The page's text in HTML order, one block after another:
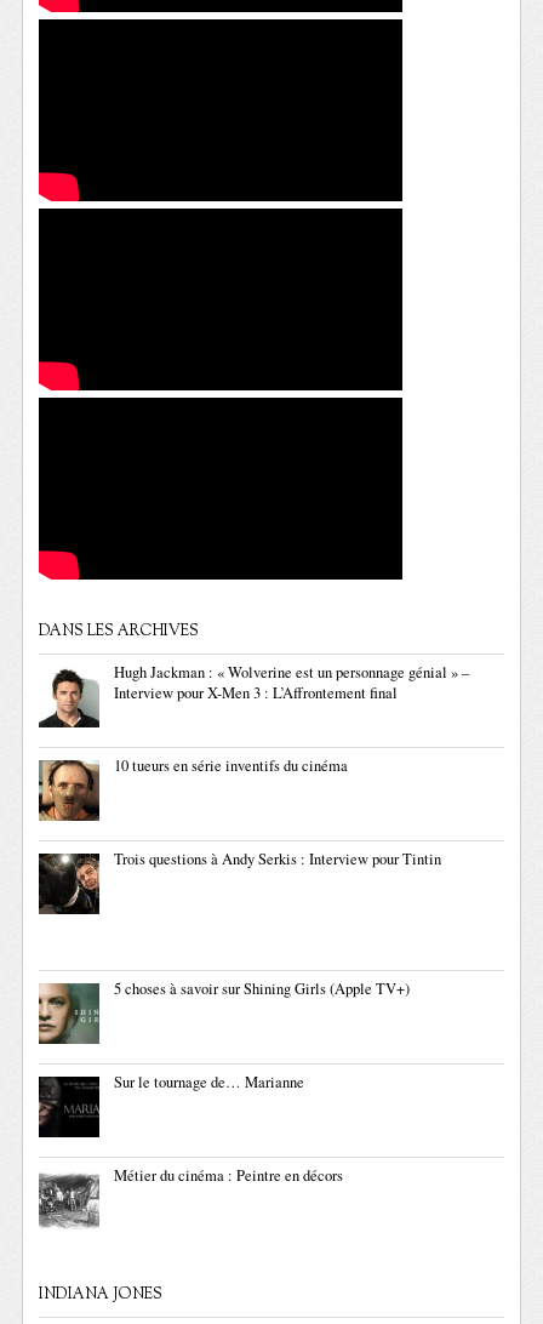
DANS LES ARCHIVES
Hugh Jackman : « Wolverine est un personnage génial » –
Interview pour X-Men 3 : L’Affrontement final
10 tueurs en série inventifs du cinéma
Trois questions à Andy Serkis : Interview pour Tintin
5 choses à savoir sur Shining Girls (Apple TV+)
Sur le tournage de… Marianne
Métier du cinéma : Peintre en décors
INDIANA JONES